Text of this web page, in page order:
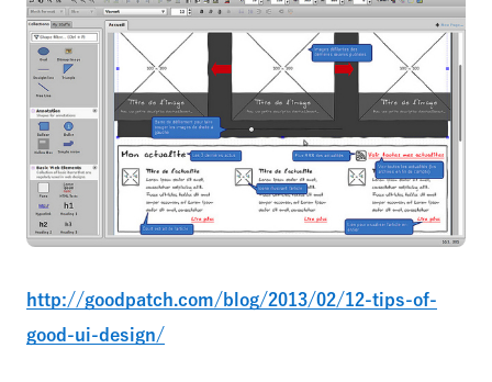
http://goodpatch.com/blog/2013/02/12-tips-of-
good-ui-design/